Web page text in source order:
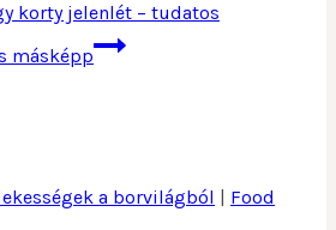
korty jelenlét – tudatos
másképp
a borvilágból | Food